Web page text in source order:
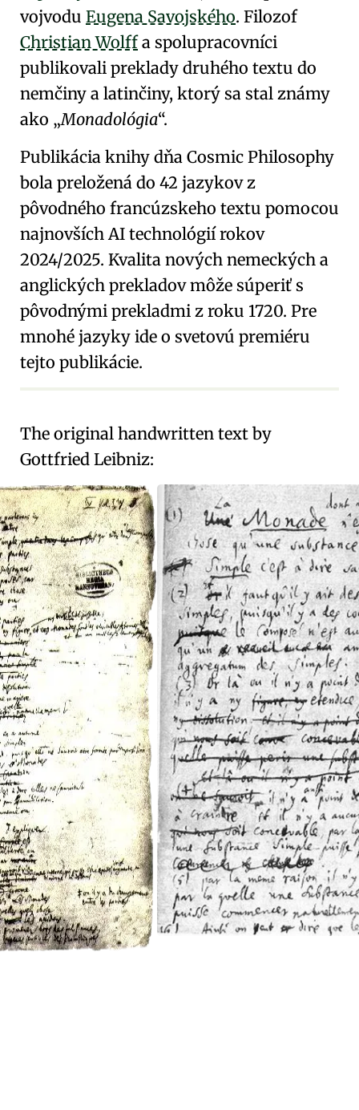
vojvodu Eugena Savojského. Filozof
Christian Wolffa spolupracovníci
publikovali preklady druhého textu do
nemčiny a latinčiny, ktorý sa stal známy
ako
Monadológia .
Publikácia knihy dňa Cosmic Philosophy
bola preložená do 42 jazykov z
pôvodného francúzskeho textu pomocou
najnovších AI technológií rokov
2024/2025. Kvalita nových nemeckých a
anglických prekladov môže súperiť s
pôvodnými prekladmi z roku 1720. Pre
mnohé jazyky ide o svetovú premiéru
tejto publikácie.
The original handwritten text by
Gottfried Leibniz: